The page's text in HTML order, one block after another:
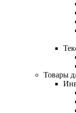
Товары